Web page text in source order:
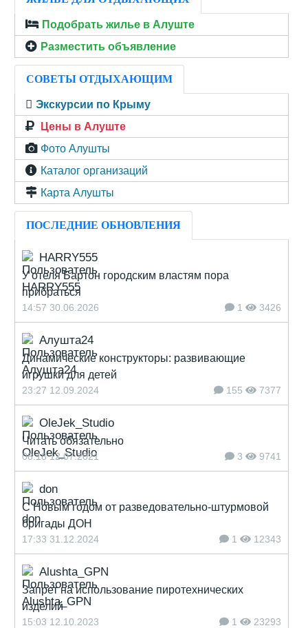
Подобрать жилье в Алуште
Разместить объявление
СОВЕТЫ ОТДЫХАЮЩИМ
Экскурсии по Крыму
Цены в Алуште
Фото Алушты
Каталог организаций
Карта Алушты
ПОСЛЕДНИЕ ОБНОВЛЕНИЯ
HARRY555
У отеля Бартон городским властям пора
прибраться
14:57 30.06.2026 1 3426
Алушта24
Динамические конструкторы: развивающие
игрушки для детей
23:27 12.09.2024 155 7377
OleJek_Studio
Читать обязательно
08:18 12.07.2021 3 9741
don
С Новым годом от разведовательно-штурмовой
бригады ДОН
17:33 31.12.2024 1 12343
Alushta_GPN
Запрет на использование пиротехнических
изделий
15:03 12.10.2023 1 23293